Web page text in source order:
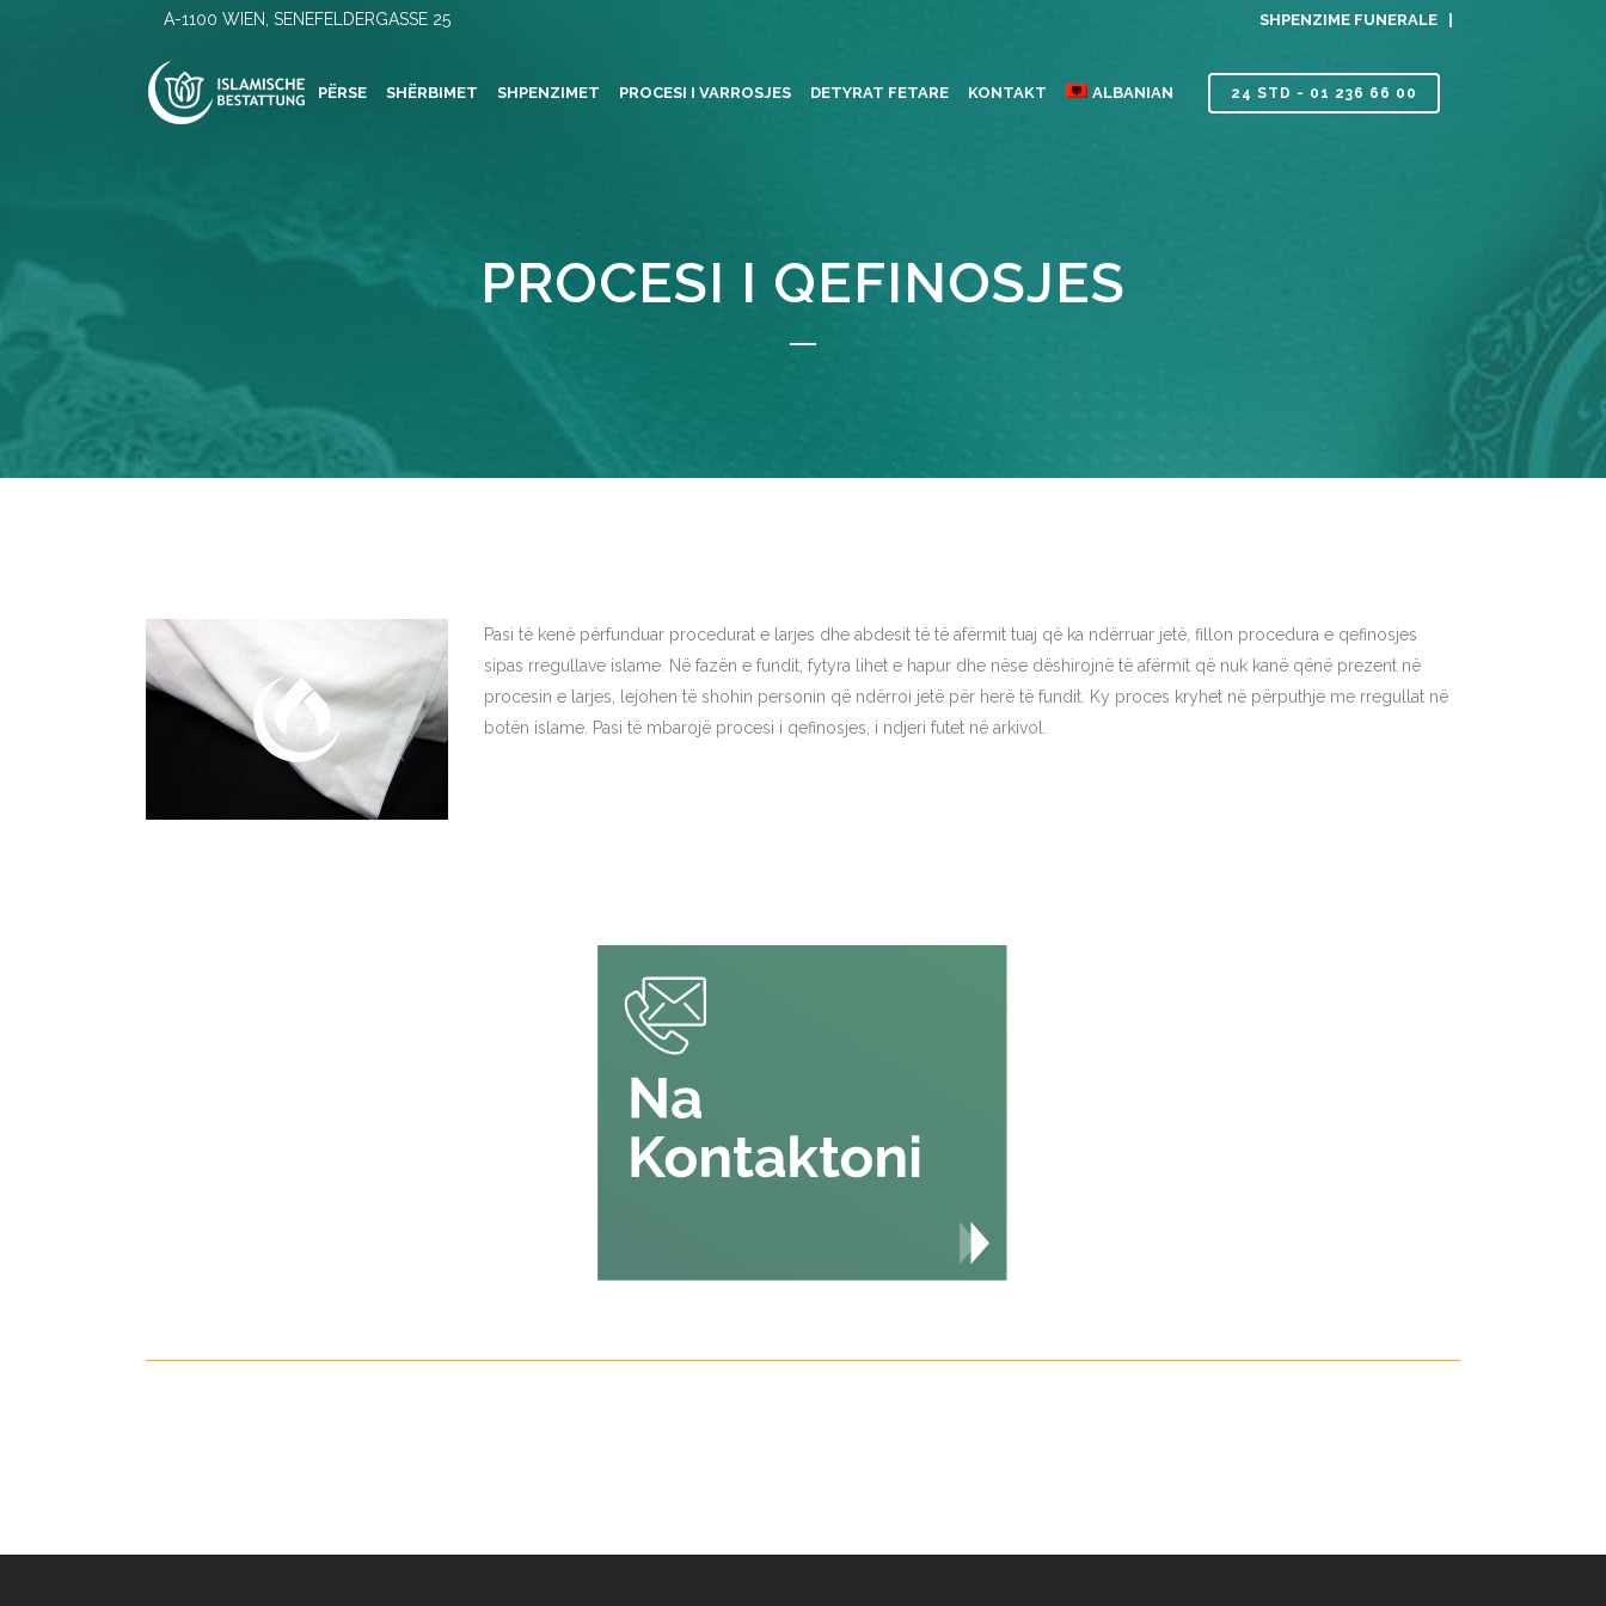
A-1100 WIEN, SENEFELDERGASSE 25 SHPENZIME FUNERALE |
24 STD - 01 236 66 00
PËRSE SHËRBIMET SHPENZIMET PROCESI I VARROSJES DETYRAT FETARE KONTAKT ALBANIAN
PROCESI I QEFINOSJES
Pasi të kenë përfunduar procedurat e larjes dhe abdesit të të afërmit tuaj që ka ndërruar jetë, fillon procedura e qefinosjes
sipas rregullave islame. Në fazën e fundit, fytyra lihet e hapur dhe nëse dëshirojnë të afërmit që nuk kanë qënë prezent në
procesin e larjes, lejohen të shohin personin që ndërroi jetë për herë të fundit. Ky proces kryhet në përputhje me rregullat në
botën islame. Pasi të mbarojë procesi i qefinosjes, i ndjeri futet në arkivol.